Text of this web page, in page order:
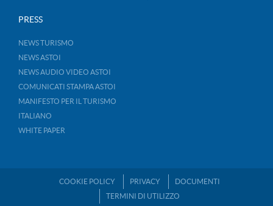
PRESS
NEWS TURISMO
NEWS ASTOI
NEWS AUDIO VIDEO ASTOI
COMUNICATI STAMPA ASTOI
MANIFESTO PER IL TURISMO
ITALIANO
WHITE PAPER
COOKIE POLICY PRIVACY
DOCUMENTI
TERMINI DI UTILIZZO